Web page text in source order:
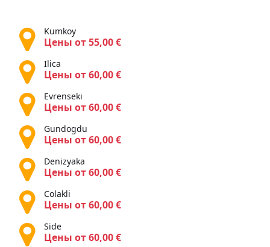
Kumkoy
Цены от 55,00 €
Ilica
Цены от 60,00 €
Evrenseki
Цены от 60,00 €
Gundogdu
Цены от 60,00 €
Denizyaka
Цены от 60,00 €
Colakli
Цены от 60,00 €
Side
Цены от 60,00 €